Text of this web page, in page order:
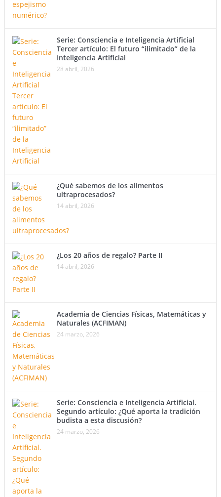
Serie: Consciencia e Inteligencia Artificial
Tercer artículo: El futuro “ilimitado” de la
Inteligencia Artificial
28 abril, 2026
¿Qué sabemos de los alimentos
ultraprocesados?
14 abril, 2026
¿Los 20 años de regalo? Parte II
14 abril, 2026
Academia de Ciencias Físicas, Matemáticas y
Naturales (ACFIMAN)
24 marzo, 2026
Serie: Consciencia e Inteligencia Artificial.
Segundo artículo: ¿Qué aporta la tradición
budista a esta discusión?
24 marzo, 2026